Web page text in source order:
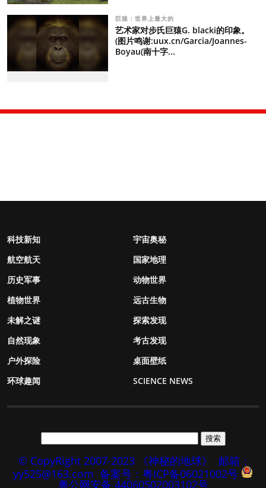
巨猿：世界上最大的
艺术家对步氏巨猿G. blacki的印象。
(图片鸣谢:uux.cn/Garcia/Joannes-
Boyau(南十字...
科技新知
宇宙奥秘
航空航天
国家地理
历史军事
动物世界
植物世界
远古生物
未解之谜
探索发现
自然现象
考古发现
户外探险
桌面壁纸
环球趣闻
SCIENCE NEWS
© CopyRight 2007-2023 《神秘的地球》
邮箱：
yy525@163.com 备案号：粤ICP备06021002号
粤公网安备 44060502003102号